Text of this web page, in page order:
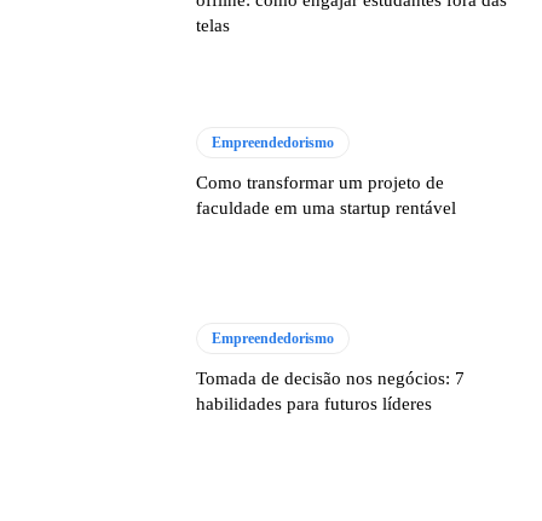
telas
Empreendedorismo
Como transformar um projeto de
faculdade em uma startup rentável
Empreendedorismo
Tomada de decisão nos negócios: 7
habilidades para futuros líderes